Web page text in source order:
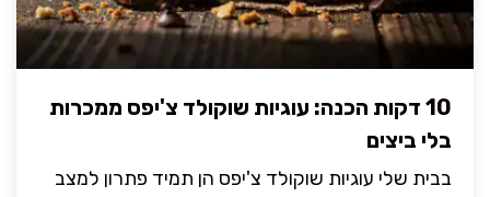
10 דקות הכנה: עוגיות שוקולד צ'יפס ממכרות
בלי ביצים
בבית שלי עוגיות שוקולד צ'יפס הן תמיד פתרון למצב